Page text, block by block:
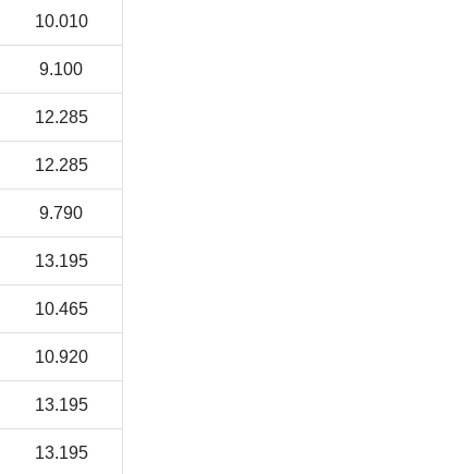
10.010
9.100
12.285
12.285
9.790
13.195
10.465
10.920
13.195
13.195